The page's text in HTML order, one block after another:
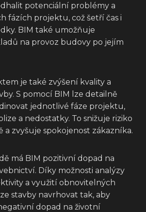
potenciální problémy a
fázích projektu, což šetří čas i
BIM také umožňuje
na provoz budovy po jejím
je také zvýšení kvality a
S pomocí BIM lze detailně
jednotlivé fáze projektu,
a nedostatky. To snižuje riziko
a zvyšuje spokojenost zákazníka.
má BIM pozitivní dopad na
Díky možnosti analýzy
a využití obnovitelných
stavby navrhovat tak, aby
dopad na životní